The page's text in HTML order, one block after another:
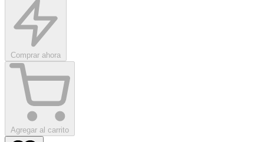
Comprar ahora
Agregar al carrito